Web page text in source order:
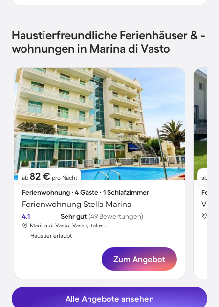
Haustierfreundliche Ferienhäuser & -
wohnungen in Marina di Vasto
ab 82 € pro Nacht
Ferienwohnung ∙ 4 Gäste ∙ 1 Schlafzimmer
Ferienwohnung Stella Marina
4.1 Sehr gut (49 Bewertungen)
Marina di Vasto, Vasto, Italien
Haustier erlaubt
Zum Angebot
ab
Alle Angebote ansehen